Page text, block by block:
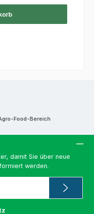
Food-Bereich
damit Sie über neue
werden.